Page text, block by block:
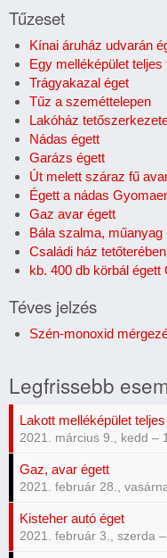
Tűzeset
Kínai áruház udvarán
Egy melléképület
Trágyakazal éget
Tűz a szeméttelepen
Lakóház
Nádas égett
Garázs égett
Út melett száraz fű
Égett a nádas
Gaz avar égett
Bála szalma, műanyag
Családi ház
kb. 400 db körbál
Téves jelzés
Szén-monoxid
Legfrissebb
Lakott melléképület
2021. március 9., kedd –
Gaz, avar égett
2021. február 28.,
Kisteher autó éget
2021. február 3., szerda